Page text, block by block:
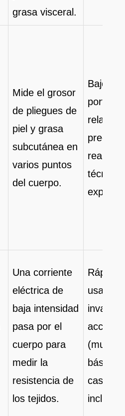
grasa visceral.
Mide el grosor
de pliegues de
piel y grasa
subcutánea en
varios puntos
del cuerpo.
Bajo
portátil,
preciso
realiza
técnico
Una corriente
eléctrica de
baja intensidad
pasa por el
cuerpo para
medir la
resistencia de
los tejidos.
Rápido,
usar, no
caseras